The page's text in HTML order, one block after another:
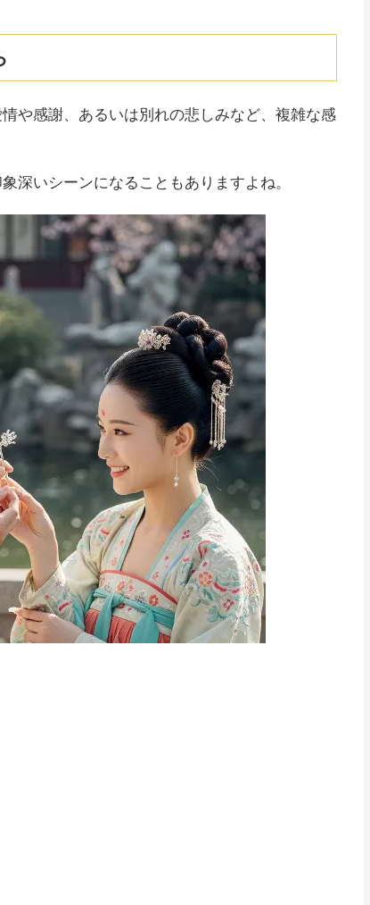
や感謝、あるいは別れの悲しみなど、複雑な感
深いシーンになることもありますよね。